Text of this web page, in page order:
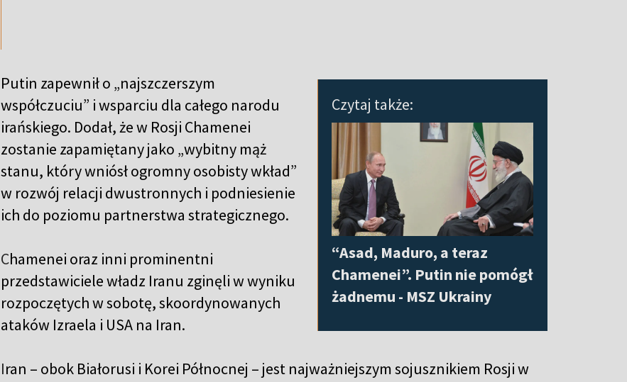
Czytaj także:
“Asad, Maduro, a teraz
Chamenei”. Putin nie pomógł
żadnemu - MSZ Ukrainy
Putin zapewnił o „najszczerszym
współczuciu” i wsparciu dla całego narodu
irańskiego. Dodał, że w Rosji Chamenei
zostanie zapamiętany jako „wybitny mąż
stanu, który wniósł ogromny osobisty wkład”
w rozwój relacji dwustronnych i podniesienie
ich do poziomu partnerstwa strategicznego.
Chamenei oraz inni prominentni
przedstawiciele władz Iranu zginęli w wyniku
rozpoczętych w sobotę, skoordynowanych
ataków Izraela i USA na Iran.
Iran – obok Białorusi i Korei Północnej – jest najważniejszym sojusznikiem Rosji w